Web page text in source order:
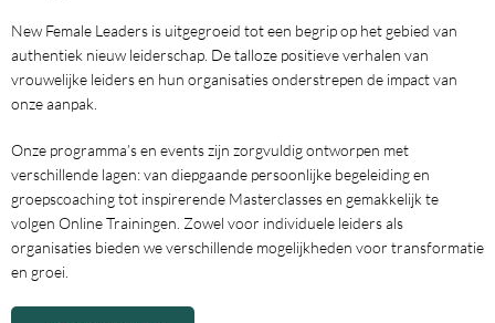
New Female Leaders is uitgegroeid tot een begrip op het gebied van
authentiek nieuw leiderschap. De talloze positieve verhalen van
vrouwelijke leiders en hun organisaties onderstrepen de impact van
onze aanpak.
Onze programma’s en events zijn zorgvuldig ontworpen met
verschillende lagen: van diepgaande persoonlijke begeleiding en
groepscoaching tot inspirerende Masterclasses en gemakkelijk te
volgen Online Trainingen. Zowel voor individuele leiders als
organisaties bieden we verschillende mogelijkheden voor transformatie
en groei.